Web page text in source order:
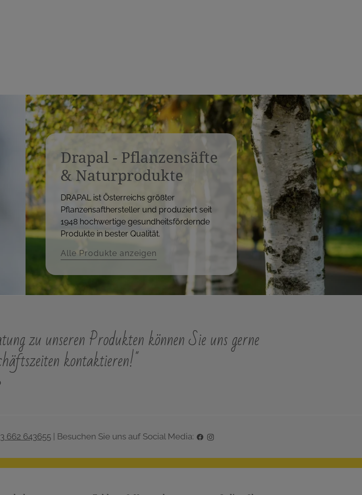
Drapal - Pflanzensäfte
& Naturprodukte
DRAPAL ist Österreichs größter
Pflanzensafthersteller und produziert seit
1948 hochwertige gesundheitsfördernde
Produkte in bester Qualität.
Alle Produkte anzeigen
zu unseren Produkten können Sie uns gerne
kontaktieren!"
662 643655| Besuchen Sie uns auf Social Media: